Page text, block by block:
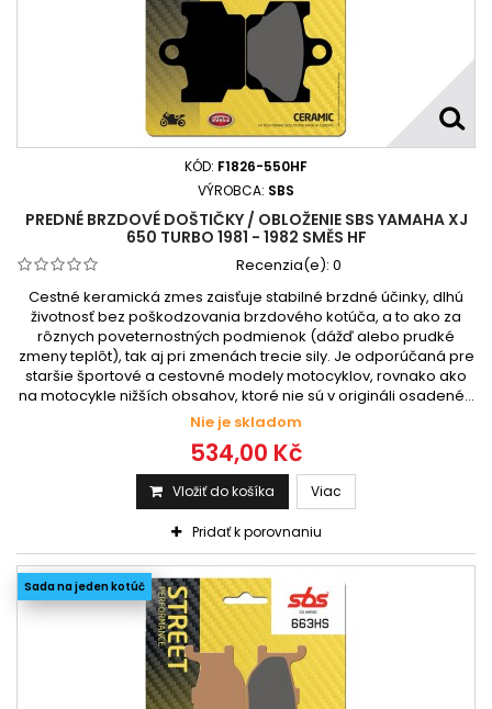
KÓD: F1826-550HF
VÝROBCA: SBS
PREDNÉ BRZDOVÉ DOŠTIČKY / OBLOŽENIE SBS YAMAHA XJ
650 TURBO 1981 - 1982 SMĚS HF
Recenzia(e): 0
Cestné keramická zmes zaisťuje stabilné brzdné účinky, dlhú
životnosť bez poškodzovania brzdového kotúča, a to ako za
rôznych poveternostných podmienok (dážď alebo prudké
zmeny teplôt), tak aj pri zmenách trecie sily. Je odporúčaná pre
staršie športové a cestovné modely motocyklov, rovnako ako
na motocykle nižších obsahov, ktoré nie sú v origináli osadené...
Nie je skladom
534,00 Kč
Vložiť do košíka Viac
Pridať k porovnaniu
Sada na jeden kotúč